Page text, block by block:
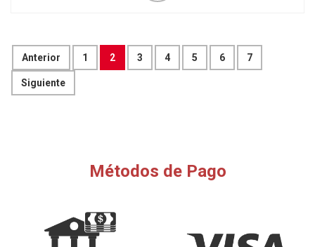
Anterior 1 2 3 4 5 6 7
Siguiente
Métodos de Pago